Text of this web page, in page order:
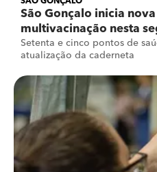
São Gonçalo inicia
multivacinação nesta
Setenta e cinco pontos de
atualização da caderneta